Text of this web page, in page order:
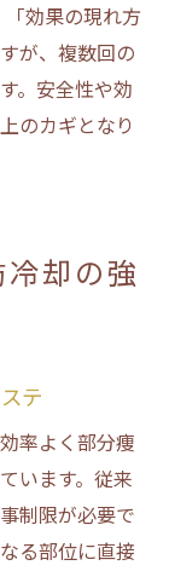
効果の現れ方
が、複数回の
。安全性や効
のカギとなり
却の強
テ
率よく部分痩
います。従来
制限が必要で
る部位に直接